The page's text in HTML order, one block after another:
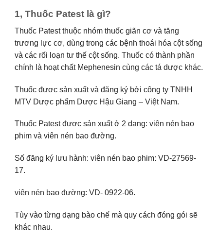
1, Thuốc Patest là gì?
Thuốc Patest thuộc nhóm thuốc giãn cơ và tăng
trương lực cơ, dùng trong các bệnh thoái hóa cột sống
và các rối loạn tư thế cột sống. Thuốc có thành phần
chính là hoạt chất Mephenesin cùng các tá dược khác.
Thuốc được sản xuất và đăng ký bởi công ty TNHH
MTV Dược phẩm Dược Hậu Giang – Việt Nam.
Thuốc Patest được sản xuất ở 2 dạng: viên nén bao
phim và viên nén bao đường.
Số đăng ký lưu hành: viên nén bao phim: VD-27569-
17.
viên nén bao đường: VD- 0922-06.
Tùy vào từng dạng bào chế mà quy cách đóng gói sẽ
khác nhau.